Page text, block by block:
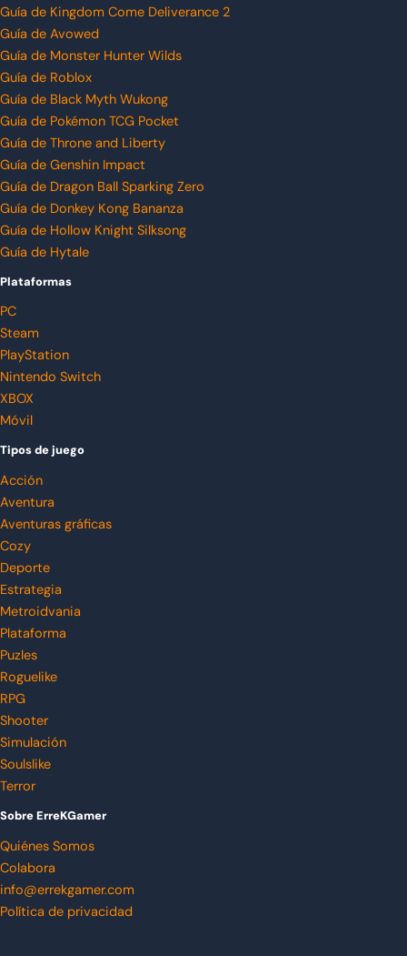
Guía de Kingdom Come Deliverance 2
Guía de Avowed
Guía de Monster Hunter Wilds
Guía de Roblox
Guía de Black Myth Wukong
Guía de Pokémon TCG Pocket
Guía de Throne and Liberty
Guía de Genshin Impact
Guía de Dragon Ball Sparking Zero
Guía de Donkey Kong Bananza
Guía de Hollow Knight Silksong
Guía de Hytale
Plataformas
PC
Steam
PlayStation
Nintendo Switch
XBOX
Móvil
Tipos de juego
Acción
Aventura
Aventuras gráficas
Cozy
Deporte
Estrategia
Metroidvania
Plataforma
Puzles
Roguelike
RPG
Shooter
Simulación
Soulslike
Terror
Sobre ErreKGamer
Quiénes Somos
Colabora
info@errekgamer.com
Política de privacidad